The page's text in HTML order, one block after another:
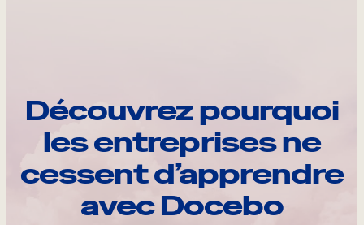
Découvrez pourquoi
les entreprises ne
cessent d’apprendre
avec Docebo